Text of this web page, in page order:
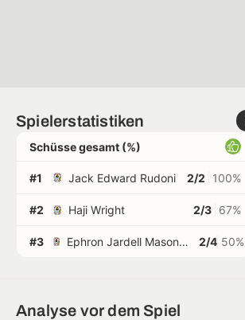
Spielerstatistiken
Schüsse gesamt (%)
#1 Jack Edward Rudoni 2/2 100%
#2 Haji Wright 2/3 67%
#3 Ephron Jardell Mason-Clark 2/4 50%
Analyse vor dem Spiel